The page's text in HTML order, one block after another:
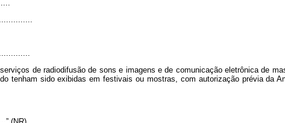
de radiodifusão de sons e imagens e de comunicação eletrônica de
tenham sido exibidas em festivais ou mostras, com autorização prévia da